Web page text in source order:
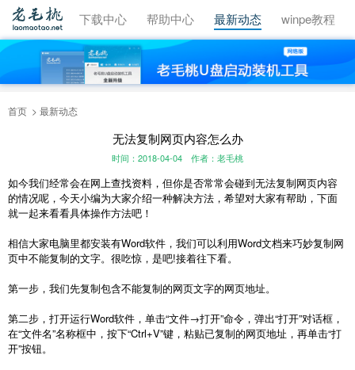
视频教程 下载中心 帮助中心 最新动态 winpe教程
首页 最新动态
无法复制网页内容怎么办
时间：2018-04-04 作者：老毛桃
如今我们经常会在网上查找资料，但你是否常常会碰到无法复制网页内容
的情况呢，今天小编为大家介绍一种解决方法，希望对大家有帮助，下面
就一起来看看具体操作方法吧！
相信大家电脑里都安装有Word软件，我们可以利用Word文档来巧妙复制网
页中不能复制的文字。很吃惊，是吧!接着往下看。
第一步，我们先复制包含不能复制的网页文字的网页地址。
第二步，打开运行Word软件，单击“文件→打开”命令，弹出“打开”对话框，
在“文件名”名称框中，按下“Ctrl+V”键，粘贴已复制的网页地址，再单击“打
开”按钮。